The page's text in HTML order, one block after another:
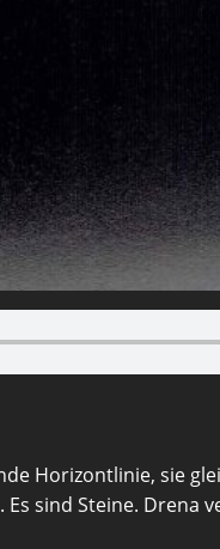
Horizontlinie, sie
sind Steine. Drena